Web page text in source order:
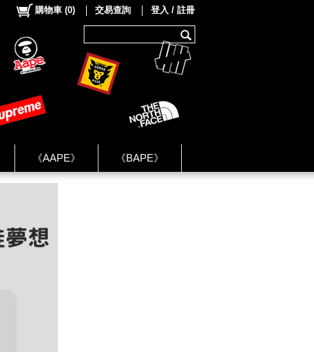
《AAPE》 《BAPE》
《NIKE》
購物車 (0) 交易查詢 登入 / 註冊